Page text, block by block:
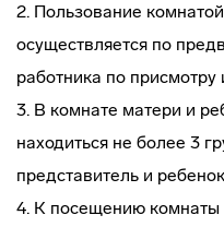
2. Пользование
осуществляется по
работника по присмотру
3. В комнате матери и
находиться не более 3
представитель и
4. К посещению комнаты